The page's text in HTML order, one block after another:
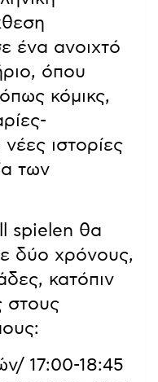
ένα ανοιχτό
όπου
κόμικς,
ιστορίες
των
spielen θα
δύο χρόνους,
κατόπιν
στους
17:00-18:45